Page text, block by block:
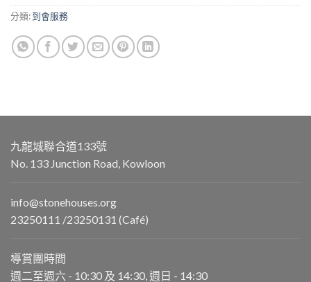
分類:到會服務
九龍城聯合道133號
No. 133 Junction Road, Kowloon
info@stonehouses.org
23250111 /23250131 (Café)
導賞團時間
週二至週六 - 10:30 及 14:30, 週日 - 14:30